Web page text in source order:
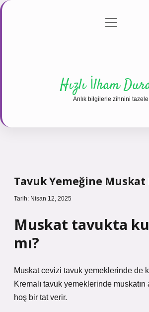
Gizlilik Politikası
menüyü
Hızlı İlham
Anlık bilgilerle zihnini
Tavuk Yemeğine Muskat
Tarih: Nisan 12, 2025
Muskat tavukta
mı?
Muskat cevizi tavuk yemeklerinde de
Kremalı tavuk yemeklerinde muskatın
hoş bir tat verir.